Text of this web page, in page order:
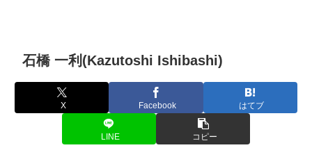
石橋 一利(Kazutoshi Ishibashi)
X Facebook はてブ
LINE コピー